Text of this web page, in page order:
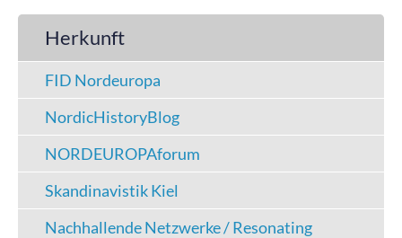
Herkunft
FID Nordeuropa
NordicHistoryBlog
NORDEUROPAforum
Skandinavistik Kiel
Nachhallende Netzwerke / Resonating